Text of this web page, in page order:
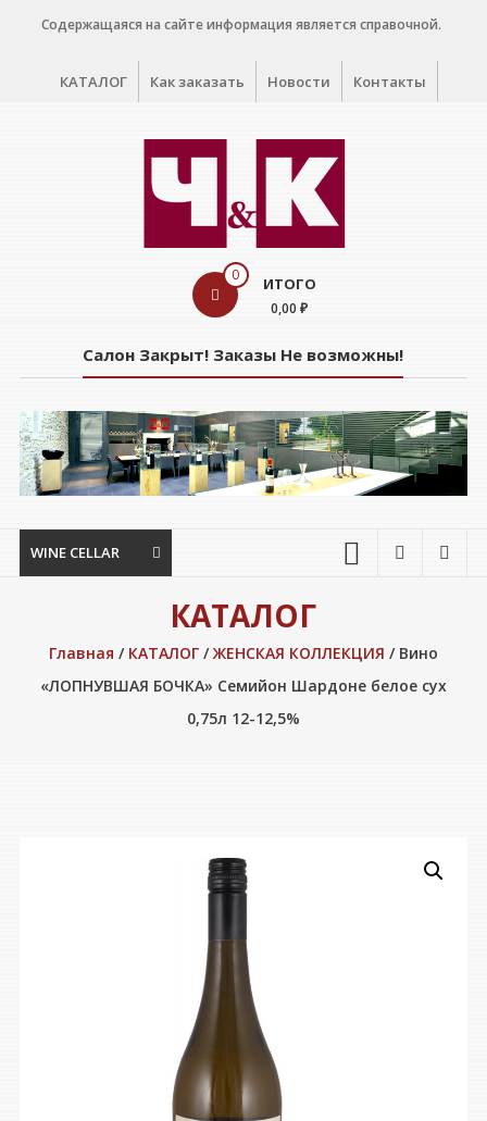
Содержащаяся на сайте информация является справочной.
КАТАЛОГ Как заказать Новости Контакты
дегустации
0 ИТОГО
0,00 ₽
Салон Закрыт! Заказы Не возможны!
WINE CELLAR
КАТАЛОГ
Главная / КАТАЛОГ/ЖЕНСКАЯ КОЛЛЕКЦИЯ / Вино
«ЛОПНУВШАЯ БОЧКА» Семийон Шардоне белое сух
0,75л 12-12,5%